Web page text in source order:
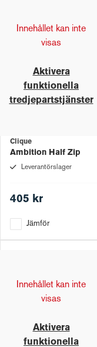
Innehållet kan inte
visas
Aktivera
funktionella
tredjepartstjänster
Clique
Ambition Half Zip
Leverantörslager
405 kr
Jämför
Innehållet kan inte
visas
Aktivera
funktionella